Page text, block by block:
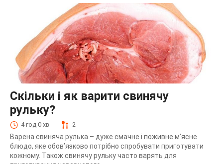
Скільки і як варити свинячу
рульку?
4 год 0 хв 2
Варена свиняча рулька – дуже смачне і поживне м’ясне
блюдо, яке обов’язково потрібно спробувати приготувати
кожному. Також свинячу рульку часто варять для